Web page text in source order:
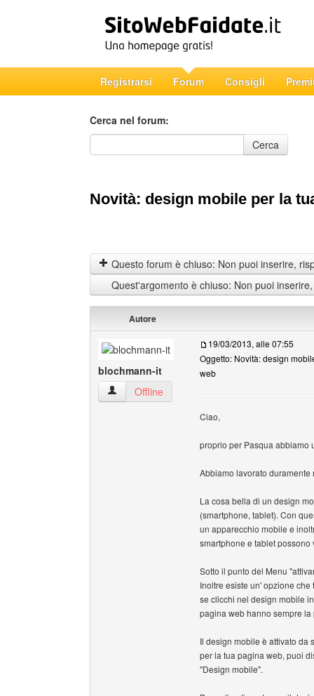
Registrarsi Forum Consigli
Cerca nel forum:
Cerca nel forum
Cerca
Novità: design mobile per la
Questo forum è chiuso: Non puoi inserire,
Quest'argomento è chiuso: Non puoi
Autore
blochmann-it
blochmann-it Profilo
Offline
19/03/2013, alle 07:55
Oggetto: Novità: design
web
Ciao,
proprio per Pasqua abbiamo
Abbiamo lavorato
La cosa bella di un design
(smartphone, tablet). Con
un apparecchio mobile e
smartphone e tablet
Sotto il punto del Menu
Inoltre esiste un' opzione
se clicchi nel design mobile
pagina web hanno sempre
Il design mobile è attivato da
per la tua pagina web, puoi
"Design mobile".